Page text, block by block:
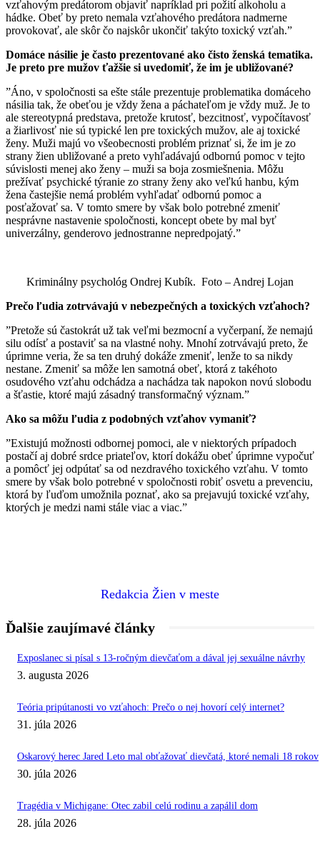
vzťahovým predátorom objaviť napríklad pri požití alkoholu a
hádke. Obeť by preto nemala vzťahového predátora nadmerne
provokovať, ale skôr čo najskôr ukončiť takýto toxický vzťah.”
Domáce násilie je často prezentované ako čisto ženská tematika.
Je preto pre mužov ťažšie si uvedomiť, že im je ubližované?
”Áno, v spoločnosti sa ešte stále prezentuje problematika domáceho
násilia tak, že obeťou je vždy žena a páchateľom je vždy muž. Je to
ale stereotypná predstava, pretože krutosť, bezcitnosť, vypočítavosť
a žiarlivosť nie sú typické len pre toxických mužov, ale aj toxické
ženy. Muži majú vo všeobecnosti problém priznať si, že im je zo
strany žien ubližované a preto vyhľadávajú odbornú pomoc v tejto
súvislosti menej ako ženy – muži sa boja zosmiešnenia. Môžu
prežívať psychické týranie zo strany ženy ako veľkú hanbu, kým
žena častejšie nemá problém vyhľadať odbornú pomoc a
posťažovať sa. V tomto smere by však bolo potrebné zmeniť
nesprávne nastavenie spoločnosti, koncept obete by mal byť
univerzálny, genderovo jednostranne nepredpojatý.”
Kriminálny psychológ Ondrej Kubík. Foto – Andrej Lojan
Prečo ľudia zotrvávajú v nebezpečných a toxických vzťahoch?
”Pretože sú častokrát už tak veľmi bezmocní a vyčerpaní, že nemajú
silu odísť a postaviť sa na vlastné nohy. Mnohí zotrvávajú preto, že
úprimne veria, že sa ten druhý dokáže zmeniť, lenže to sa nikdy
nestane. Zmeniť sa môže len samotná obeť, ktorá z takéhoto
osudového vzťahu odchádza a nachádza tak napokon novú slobodu
a šťastie, ktoré majú zásadný transformačný význam.”
Ako sa môžu ľudia z podobných vzťahov vymaniť?
”Existujú možnosti odbornej pomoci, ale v niektorých prípadoch
postačí aj dobré srdce priateľov, ktorí dokážu obeť úprimne vypočuť
a pomôcť jej odpútať sa od nezdravého toxického vzťahu. V tomto
smere by však bolo potrebné v spoločnosti robiť osvetu a prevenciu,
ktorá by ľuďom umožnila poznať, ako sa prejavujú toxické vzťahy,
ktorých je medzi nami stále viac a viac.”
Redakcia Žien v meste
Ďalšie zaujímavé články
Exposlanec si písal s 13-ročným dievčaťom a dával jej sexuálne návrhy
3. augusta 2026
Teória pripútanosti vo vzťahoch: Prečo o nej hovorí celý internet?
31. júla 2026
Oskarový herec Jared Leto mal obťažovať dievčatá, ktoré nemali 18 rokov
30. júla 2026
Tragédia v Michigane: Otec zabil celú rodinu a zapálil dom
28. júla 2026